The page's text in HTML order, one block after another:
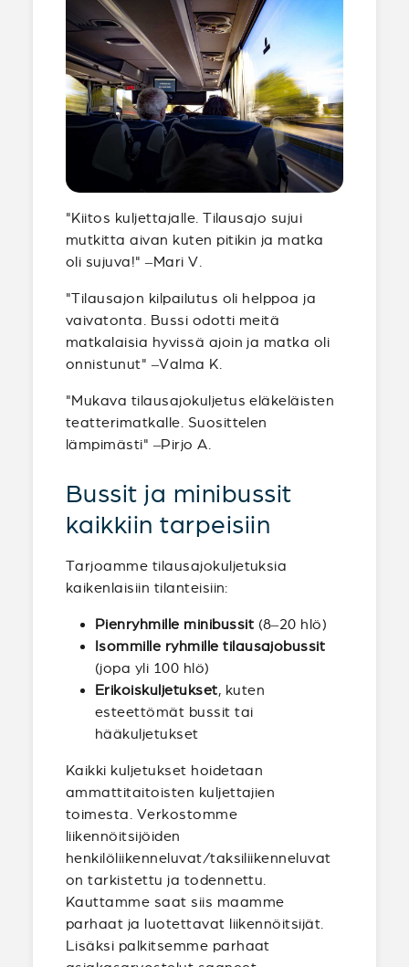
"Kiitos kuljettajalle. Tilausajo sujui
mutkitta aivan kuten pitikin ja matka
oli sujuva!" –Mari V.
"Tilausajon kilpailutus oli helppoa ja
vaivatonta. Bussi odotti meitä
matkalaisia hyvissä ajoin ja matka oli
onnistunut" –Valma K.
"Mukava tilausajokuljetus eläkeläisten
teatterimatkalle. Suosittelen
lämpimästi" –Pirjo A.
Bussit ja minibussit
kaikkiin tarpeisiin
Tarjoamme tilausajokuljetuksia
kaikenlaisiin tilanteisiin:
Pienryhmille minibussit (8–20 hlö)
Isommille ryhmille tilausajobussit
(jopa yli 100 hlö)
Erikoiskuljetukset, kuten
esteettömät bussit tai
hääkuljetukset
Kaikki kuljetukset hoidetaan
ammattitaitoisten kuljettajien
toimesta. Verkostomme
liikennöitsijöiden
henkilöliikenneluvat/taksiliikenneluvat
on tarkistettu ja todennettu.
Kauttamme saat siis maamme
parhaat ja luotettavat liikennöitsijät.
Lisäksi palkitsemme parhaat